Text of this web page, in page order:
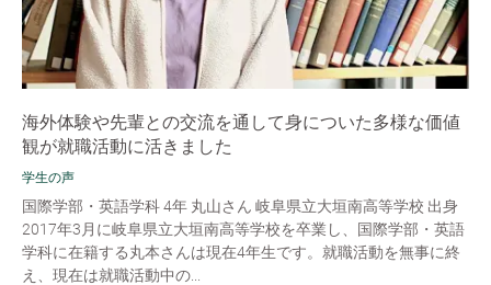
海外体験や先輩との交流を通して身についた多様な価値
観が就職活動に活きました
学生の声
国際学部・英語学科 4年 丸山さん 岐阜県立大垣南高等学校 出身
2017年3月に岐阜県立大垣南高等学校を卒業し、国際学部・英語
学科に在籍する丸本さんは現在4年生です。就職活動を無事に終
え、現在は就職活動中の...